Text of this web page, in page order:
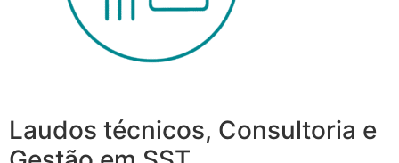
Laudos técnicos, Consultoria e